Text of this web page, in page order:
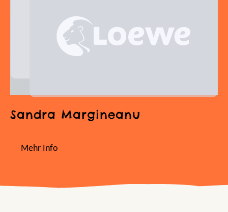
Sandra Margineanu
Mehr Info